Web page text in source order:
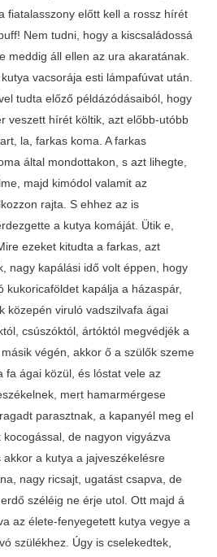
fiatalasszony előtt kell a rossz hírét
Nem tudni, hogy a kiscsaládossá
meddig áll ellen az ura akaratának.
vacsorája esti lámpafúvat után.
tudta előző példázódásaiból, hogy
veszett hírét költik, azt előbb-utóbb
la, farkas koma. A farkas
által mondottakon, s azt lihegte,
majd kimódol valamit az
rajta. S ehhez az is
a kutya komáját. Ütik e,
ezeket kitudta a farkas, azt
nagy kapálási idő volt éppen, hogy
kukoricaföldet kapálja a házaspár,
közepén viruló vadszilvafa ágai
csúszóktól, ártóktól megvédjék a
végén, akkor ő a szülők szeme
fa ágai közül, és lóstat vele az
mert hamarmérgese
parasztnak, a kapanyél meg el
de nagyon vigyázva
a kutya a jajveszékelésre
nagy ricsajt, ugatást csapva, de
széléig ne érje utol. Ott majd á
az élete-fenyegetett kutya vegye a
szülékhez. Úgy is cselekedtek,